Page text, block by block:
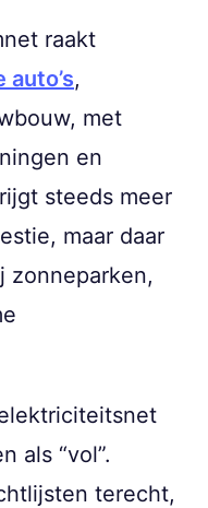
raakt
,
met
en
steeds meer
maar daar
zonneparken,
als “vol”.
terecht,